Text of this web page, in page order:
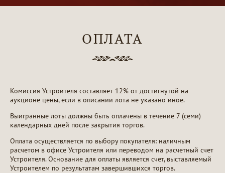
ОПЛАТА
Комиссия Устроителя составляет 12% от достигнутой на
аукционе цены, если в описании лота не указано иное.
Выигранные лоты должны быть оплачены в течение 7 (семи)
календарных дней после закрытия торгов.
Оплата осуществляется по выбору покупателя: наличным
расчетом в офисе Устроителя или переводом на расчетный счет
Устроителя. Основание для оплаты является счет, выставляемый
Устроителем по результатам завершившихся торгов.